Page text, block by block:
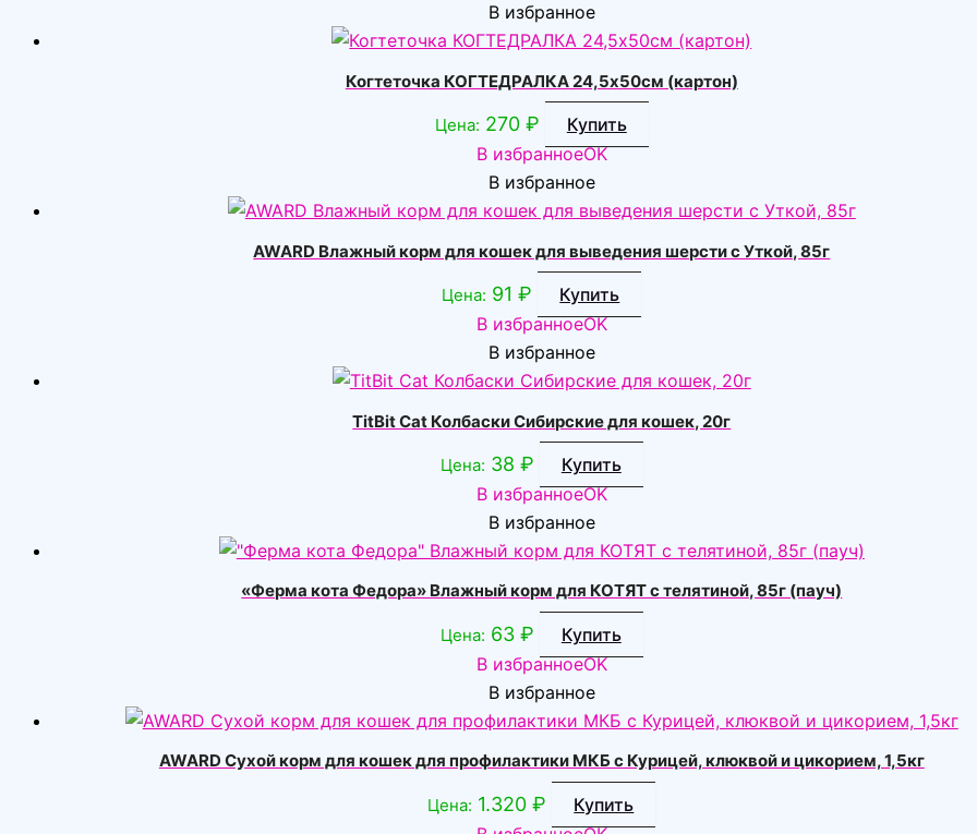
В избранное
Когтеточка КОГТЕДРАЛКА 24,5х50см (картон)
Цена: 270 ₽
Купить
В избранноеOK
В избранное
AWARD Влажный корм для кошек для выведения шерсти с Уткой, 85г
Цена: 91₽
Купить
В избранноеOK
В избранное
TitBit Cat Колбаски Сибирские для кошек, 20г
Цена: 38 ₽
Купить
В избранноеOK
В избранное
«Ферма кота Федора» Влажный корм для КОТЯТ с телятиной, 85г (пауч)
Цена: 63 ₽
Купить
В избранноеOK
В избранное
AWARD Сухой корм для кошек для профилактики МКБ с Курицей, клюквой и цикорием, 1,5кг
Цена: 1.320₽
Купить